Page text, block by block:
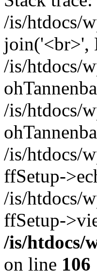
/is/htdocs/
join('<br>',
/is/htdocs/
/is/htdocs/
/is/htdocs/
ffSetup-
/is/htdocs/
ffSetup-
/is/htdocs/
on line 106